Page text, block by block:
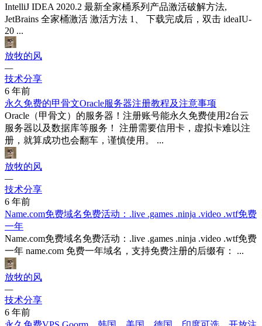
IntelliJ IDEA 2020.2 最新全家桶系列产品激活破解方法,
JetBrains 全家桶激活 激活方法 1、 下载完成后，双击 ideaIU-
20 ...
放牧的风
—
技术分享
6 年前
永久免费的甲骨文Oracle服务器注册教程及注意事项
Oracle（甲骨文）的服务器！注册账号能永久免费使用2台云
服务器以及数据库等服务！ 注册需要信用卡，虚拟卡难以注
册，就算成功也会翻车，谨慎使用。 ...
放牧的风
—
技术分享
6 年前
Name.com免费域名免费活动：.live .games .ninja .video .wtf免费
一年
Name.com免费域名免费活动：.live .games .ninja .video .wtf免费
一年 name.com 免费一年域名，支持免费注册的后缀有： ...
放牧的风
—
技术分享
6 年前